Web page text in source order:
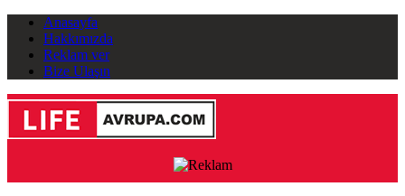
Anasayfa
Hakkımızda
Reklam ver
Bize Ulaşın